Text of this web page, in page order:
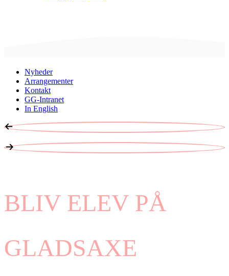
Nyheder
Arrangementer
Kontakt
GG-Intranet
In English
BLIV ELEV PÅ
GLADSAXE